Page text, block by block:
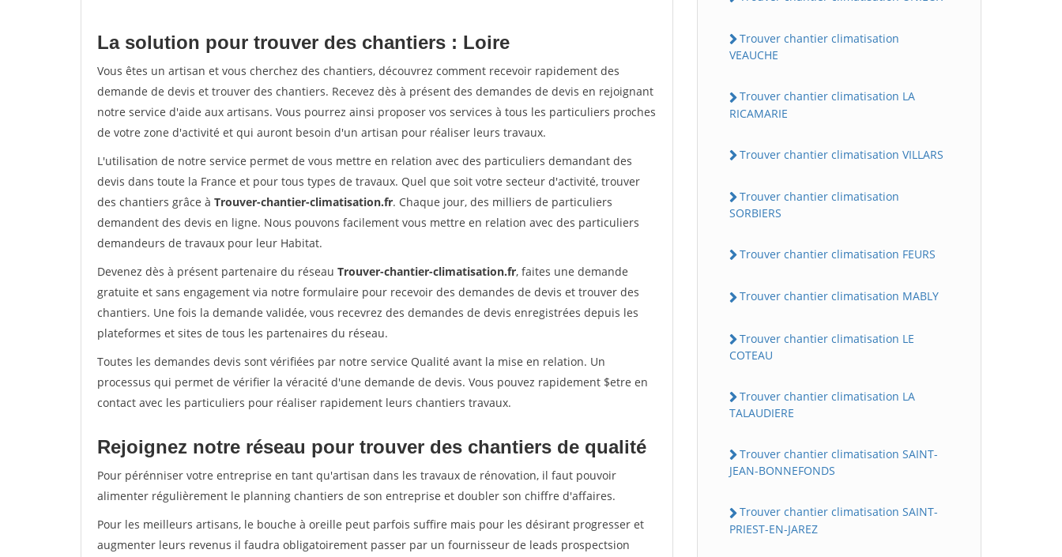
La solution pour trouver des chantiers : Loire
Vous êtes un artisan et vous cherchez des chantiers, découvrez comment recevoir rapidement des
demande de devis et trouver des chantiers. Recevez dès à présent des demandes de devis en rejoignant
notre service d'aide aux artisans. Vous pourrez ainsi proposer vos services à tous les particuliers proches
de votre zone d'activité et qui auront besoin d'un artisan pour réaliser leurs travaux.
L'utilisation de notre service permet de vous mettre en relation avec des particuliers demandant des
devis dans toute la France et pour tous types de travaux. Quel que soit votre secteur d'activité, trouver
des chantiers grâce à Trouver-chantier-climatisation.fr. Chaque jour, des milliers de particuliers
demandent des devis en ligne. Nous pouvons facilement vous mettre en relation avec des particuliers
demandeurs de travaux pour leur Habitat.
Devenez dès à présent partenaire du réseau Trouver-chantier-climatisation.fr, faites une demande
gratuite et sans engagement via notre formulaire pour recevoir des demandes de devis et trouver des
chantiers. Une fois la demande validée, vous recevrez des demandes de devis enregistrées depuis les
plateformes et sites de tous les partenaires du réseau.
Toutes les demandes devis sont vérifiées par notre service Qualité avant la mise en relation. Un
processus qui permet de vérifier la véracité d'une demande de devis. Vous pouvez rapidement $etre en
contact avec les particuliers pour réaliser rapidement leurs chantiers travaux.
Rejoignez notre réseau pour trouver des chantiers de qualité
Pour pérénniser votre entreprise en tant qu'artisan dans les travaux de rénovation, il faut pouvoir
alimenter régulièrement le planning chantiers de son entreprise et doubler son chiffre d'affaires.
Pour les meilleurs artisans, le bouche à oreille peut parfois suffire mais pour les désirant progresser et
augmenter leurs revenus il faudra obligatoirement passer par un fournisseur de leads prospectsion
Trouver chantier climatisation
VEAUCHE
Trouver chantier climatisation LA
RICAMARIE
Trouver chantier climatisation VILLARS
Trouver chantier climatisation
SORBIERS
Trouver chantier climatisation FEURS
Trouver chantier climatisation MABLY
Trouver chantier climatisation LE
COTEAU
Trouver chantier climatisation LA
TALAUDIERE
Trouver chantier climatisation SAINT-
JEAN-BONNEFONDS
Trouver chantier climatisation SAINT-
PRIEST-EN-JAREZ